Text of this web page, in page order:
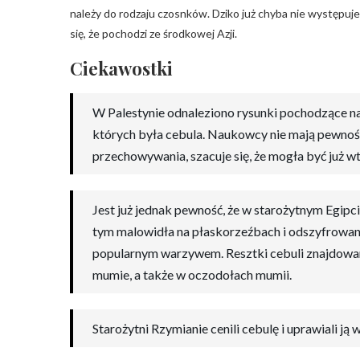
należy do rodzaju czosnków. Dziko już chyba nie
się, że pochodzi ze środkowej Azji.
Ciekawostki
W Palestynie odnaleziono rysunki pochodzące
których była cebula. Naukowcy nie mają
przechowywania, szacuje się, że mogła być już
Jest już jednak pewność, że w starożytnym
tym malowidła na płaskorzeźbach i
popularnym warzywem. Resztki cebuli
mumie, a także w oczodołach mumii.
Starożytni Rzymianie cenili cebulę i uprawiali ją